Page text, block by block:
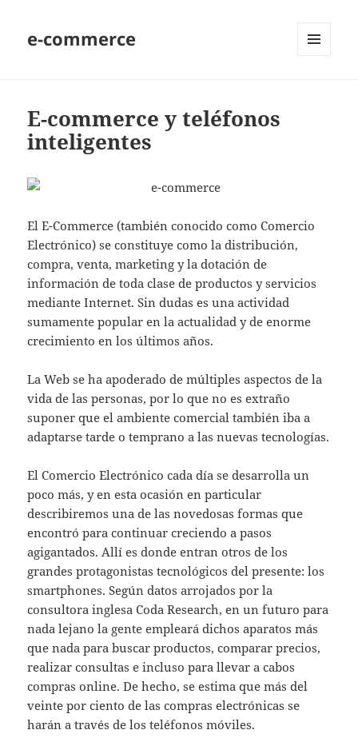
e-commerce
E-commerce y teléfonos
inteligentes
El E-Commerce (también conocido como Comercio
Electrónico) se constituye como la distribución,
compra, venta, marketing y la dotación de
información de toda clase de productos y servicios
mediante Internet. Sin dudas es una actividad
sumamente popular en la actualidad y de enorme
crecimiento en los últimos años.
La Web se ha apoderado de múltiples aspectos de la
vida de las personas, por lo que no es extraño
suponer que el ambiente comercial también iba a
adaptarse tarde o temprano a las nuevas tecnologías.
El Comercio Electrónico cada día se desarrolla un
poco más, y en esta ocasión en particular
describiremos una de las novedosas formas que
encontró para continuar creciendo a pasos
agigantados. Allí es donde entran otros de los
grandes protagonistas tecnológicos del presente: los
smartphones. Según datos arrojados por la
consultora inglesa Coda Research, en un futuro para
nada lejano la gente empleará dichos aparatos más
que nada para buscar productos, comparar precios,
realizar consultas e incluso para llevar a cabos
compras online. De hecho, se estima que más del
veinte por ciento de las compras electrónicas se
harán a través de los teléfonos móviles.